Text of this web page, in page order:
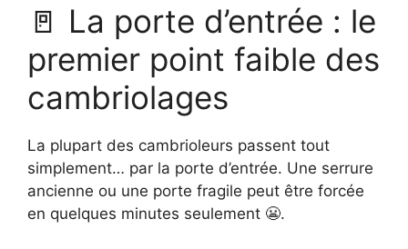
🚪 La porte d’entrée : le
premier point faible des
cambriolages
La plupart des cambrioleurs passent tout
simplement… par la porte d’entrée. Une serrure
ancienne ou une porte fragile peut être forcée
en quelques minutes seulement 😬.